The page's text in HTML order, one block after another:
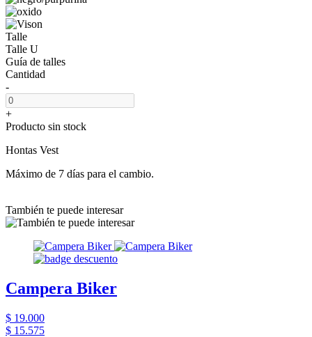
Talle
Talle U
Guía de talles
Cantidad
-
+
Producto sin stock
Hontas Vest
Máximo de 7 días para el cambio.
También te puede interesar
Campera Biker
$ 19.000
$ 15.575